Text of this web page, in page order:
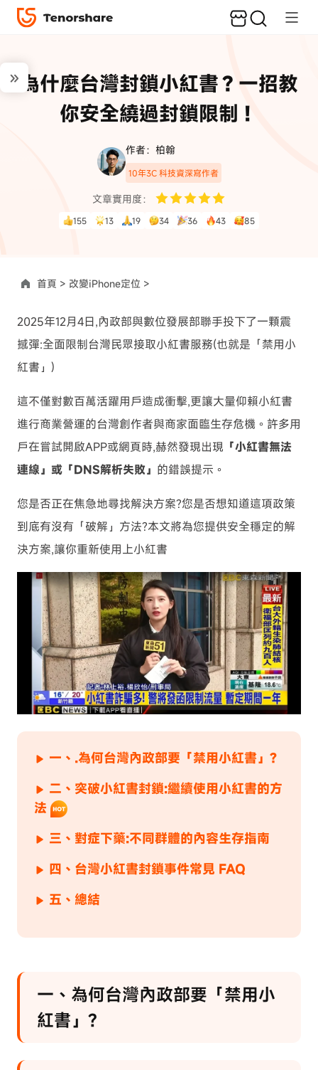
為什麼台灣封鎖小紅書？一招教
你安全繞過封鎖限制！
作者：柏翰
10年3C 科技資深寫作者
文章實用度：
155 13 19 34 36 43 85
首頁 > 改變iPhone定位 >
2025年12月4日,內政部與數位發展部聯手投下了一顆震
撼彈:全面限制台灣民眾接取小紅書服務(也就是「禁用小
紅書」)
這不僅對數百萬活躍用戶造成衝擊,更讓大量仰賴小紅書
進行商業營運的台灣創作者與商家面臨生存危機。許多用
戶在嘗試開啟APP或網頁時,赫然發現出現 「小紅書無法
連線」或「DNS解析失敗」 的錯誤提示。
您是否正在焦急地尋找解決方案?您是否想知道這項政策
到底有沒有「破解」方法?本文將為您提供安全穩定的解
決方案,讓你重新使用上小紅書
一、.為何台灣內政部要「禁用小紅書」?
二、突破小紅書封鎖:繼續使用小紅書的方
法
三、對症下藥:不同群體的內容生存指南
四、台灣小紅書封鎖事件常見 FAQ
五、總結
一、為何台灣內政部要「禁用小
紅書」?